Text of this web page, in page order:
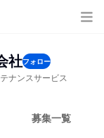
社フォロー
ナンスサービス
募集一覧